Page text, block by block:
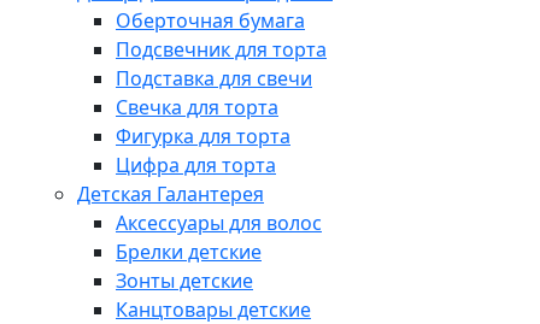
Оберточная бумага
Подсвечник для торта
Подставка для свечи
Свечка для торта
Фигурка для торта
Цифра для торта
Детская Галантерея
Аксессуары для волос
Брелки детские
Зонты детские
Канцтовары детские